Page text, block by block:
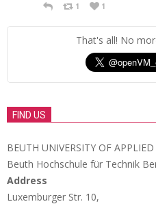
1 1
That's all! No
FIND US
BEUTH UNIVERSITY OF APPLIED
Beuth Hochschule für Technik
Address
Luxemburger Str. 10,